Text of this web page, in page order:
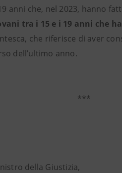
anni che, nel 2023, hanno
tra i 15 e i 19 anni che
che riferisce di aver
dell’ultimo anno.
***
della Giustizia,